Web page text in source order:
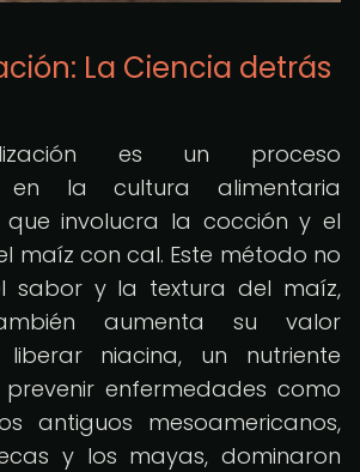
La Ciencia detrás
es un proceso
en la cultura alimentaria
que involucra la cocción y el
maíz con cal. Este método no
sabor y la textura del maíz,
aumenta su valor
niacina, un nutriente
enfermedades como
antiguos mesoamericanos,
y los mayas, dominaron